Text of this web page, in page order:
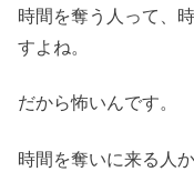
時間を奪う人って、
すよね。
だから怖いんです。
時間を奪いに来る人